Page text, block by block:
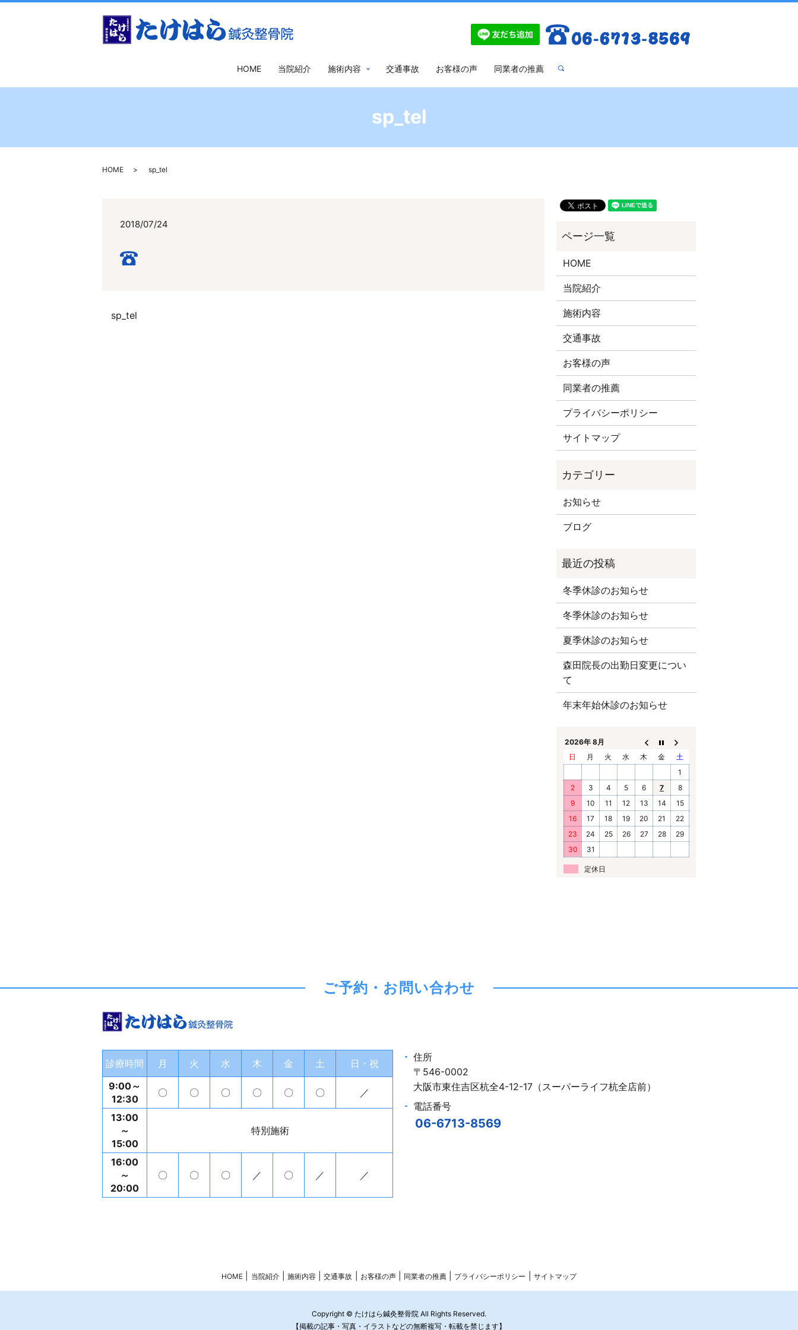
HOME 当院紹介 施術内容 交通事故 お客様の声 同業者の推薦 search
sp_tel
HOME sp_tel
2018/07/24
sp_tel
HOME
当院紹介
施術内容
交通事故
お客様の声
同業者の推薦
プライバシーポリシー
サイトマップ
お知らせ
ブログ
冬季休診のお知らせ
冬季休診のお知らせ
夏季休診のお知らせ
森田院長の出勤日変更につい
て
年末年始休診のお知らせ
2026年 8月
日
月 火 水 木 金
土
1
2
3 4 5 6 7
8
9
10 11 12 13 14
15
16
17 18 19 20 21
22
23
24 25 26 27 28
29
30
31
定休日
ご予約・お問い合わせ
住所
〒546-0002
大阪市東住吉区杭全4-12-17（スーパーライフ杭全店前）
電話番号
06-6713-8569
診療時間 月 火 水 木 金 土
日・祝
9:00～
12:30
〇 〇 〇 〇 〇 〇 ／
13:00
～
15:00
特別施術
16:00
～
20:00
〇 〇 〇 ／ 〇 ／ ／
HOME 当院紹介 施術内容 交通事故 お客様の声 同業者の推薦 プライバシーポリシー サイトマップ
Copyright © たけはら鍼灸整骨院 All Rights Reserved.
【掲載の記事・写真・イラストなどの無断複写・転載を禁じます】